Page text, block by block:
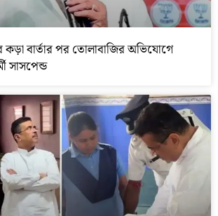
কড়া বার্তার পর তোলাবাজির অভিযোগে
সাসপেন্ড